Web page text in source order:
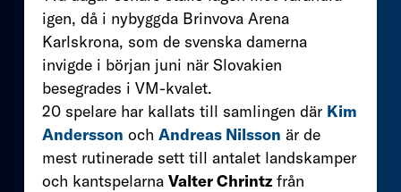
igen, då i nybyggda Brinvova Arena
Karlskrona, som de svenska damerna
invigde i början juni när Slovakien
besegrades i VM-kvalet.
20 spelare har kallats till samlingen där Kim
Andersson och Andreas Nilsson är de
mest rutinerade sett till antalet landskamper
och kantspelarna Valter Chrintzfrån